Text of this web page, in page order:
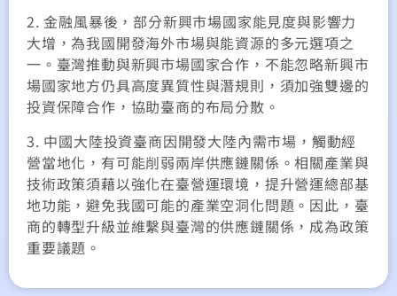
2. 金融風暴後，部分新興市場國家能見度與影響力
大增，為我國開發海外市場與能資源的多元選項之
一。臺灣推動與新興市場國家合作，不能忽略新興市
場國家地方仍具高度異質性與潛規則，須加強雙邊的
投資保障合作，協助臺商的布局分散。
3. 中國大陸投資臺商因開發大陸內需市場，觸動經
營當地化，有可能削弱兩岸供應鏈關係。相關產業與
技術政策須藉以強化在臺營運環境，提升營運總部基
地功能，避免我國可能的產業空洞化問題。因此，臺
商的轉型升級並維繫與臺灣的供應鏈關係，成為政策
重要議題。